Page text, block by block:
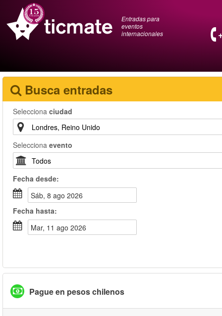
Entradas para
eventos
internacionales
Busca entradas
Selecciona ciudad
Selecciona evento
Fecha desde:
sáb, 8 ago 2026
Fecha hasta:
mar, 11 ago 2026
Pague en pesos chilenos